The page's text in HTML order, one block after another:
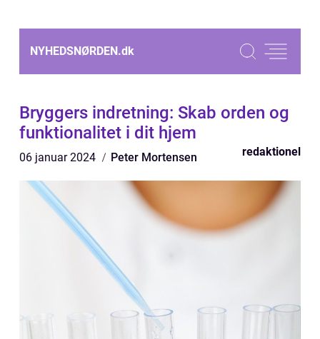
NYHEDSNØRDEN.dk
Bryggers indretning: Skab orden og
funktionalitet i dit hjem
06 januar 2024 Peter Mortensen redaktionel